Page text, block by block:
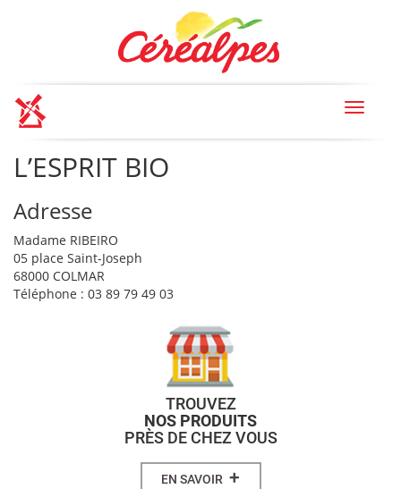
Toggle
L’ESPRIT BIO
Adresse
Madame RIBEIRO
05 place Saint-Joseph
68000 COLMAR
Téléphone : 03 89 79 49 03
TROUVEZ
NOS PRODUITS
PRÈS DE CHEZ VOUS
EN SAVOIR +